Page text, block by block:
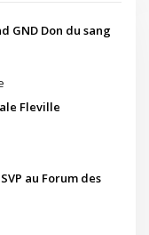
GND Don du sang
Fleville
au Forum des